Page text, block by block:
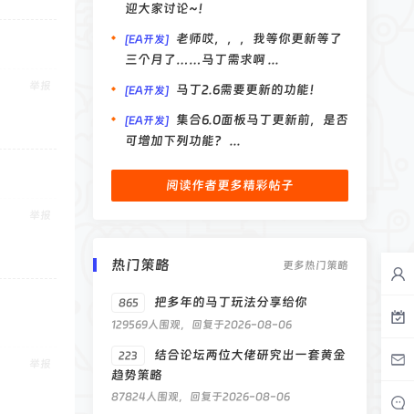
迎大家讨论~！
[EA开发]
老师哎，，，我等你更新等了
三个月了……马丁需求啊 ...
[EA开发] 马丁2.6需要更新的功能！
[EA开发]
集合6.0面板马丁更新前，是否
可增加下列功能？ ...
阅读作者更多精彩帖子
热门策略 更多热门策略
865 把多年的马丁玩法分享给你
129569人围观，回复于2026-08-06
223
结合论坛两位大佬研究出一套黄金
趋势策略
87824人围观，回复于2026-08-06